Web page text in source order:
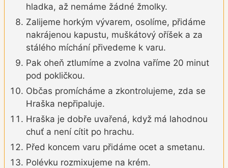
hladka, až nemáme žádné žmolky.
Zalijeme horkým vývarem, osolíme, přidáme
nakrájenou kapustu, muškátový oříšek a za
stálého míchání přivedeme k varu.
Pak oheň ztlumíme a zvolna vaříme 20 minut
pod pokličkou.
Občas promícháme a zkontrolujeme, zda se
Hraška nepřipaluje.
Hraška je dobře uvařená, když má lahodnou
chuť a není cítit po hrachu.
Před koncem varu přidáme ocet a smetanu.
Polévku rozmixujeme na krém.